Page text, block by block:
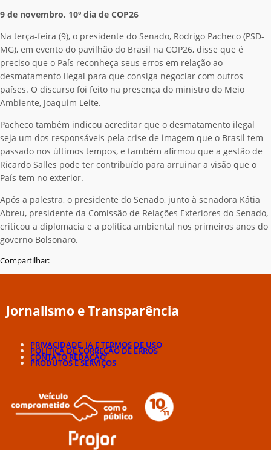
9 de novembro, 10º dia de COP26
Na terça-feira (9), o presidente do Senado, Rodrigo Pacheco (PSD-
MG), em evento do pavilhão do Brasil na COP26, disse que é
preciso que o País reconheça seus erros em relação ao
desmatamento ilegal para que consiga negociar com outros
países. O discurso foi feito na presença do ministro do Meio
Ambiente, Joaquim Leite.
Pacheco também indicou acreditar que o desmatamento ilegal
seja um dos responsáveis pela crise de imagem que o Brasil tem
passado nos últimos tempos, e também afirmou que a gestão de
Ricardo Salles pode ter contribuído para arruinar a visão que o
País tem no exterior.
Após a palestra, o presidente do Senado, junto à senadora Kátia
Abreu, presidente da Comissão de Relações Exteriores do Senado,
criticou a diplomacia e a política ambiental nos primeiros anos do
governo Bolsonaro.
Compartilhar:
Jornalismo e Transparência
PRIVACIDADE, IA E TERMOS DE USO
POLÍTICA DE CORREÇÃO DE ERROS
CONTATO REDAÇÃO
PRODUTOS E SERVIÇOS